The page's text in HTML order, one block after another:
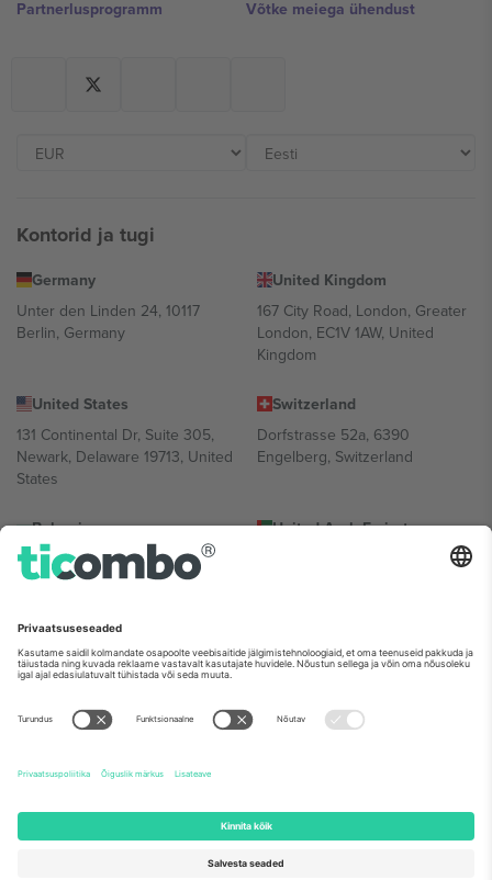
Partnerlusprogramm
Võtke meiega ühendust
Kontorid ja tugi
Germany
Unter den Linden 24, 10117
Berlin, Germany
United Kingdom
167 City Road, London, Greater
London, EC1V 1AW, United
Kingdom
United States
131 Continental Dr, Suite 305,
Newark, Delaware 19713, United
States
Switzerland
Dorfstrasse 52a, 6390
Engelberg, Switzerland
Bulgaria
Regus Sofia City West, bul
Totleben 53-55, 1606 Sofia,
United Arab Emirates
UAE Dubai Silicon Oasis, DDP
Mexico
Av Chapultepec 360, Roma
Norte, Cuauhtémoc, 06700
Ciudad de México, CDMX,
sündmusest ja/või domeenist. Detailide jaoks vaata konkreetse
sündmuse lehte, impressumit ja tingimusi.,
2026 Ticombo. Kõik õigused kaitstud.